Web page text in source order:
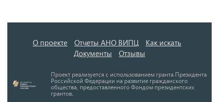
О проекте Отчеты АНО ВИПЦ
Как искать
Документы
Отзывы
Проект реализуется с использованием гранта Президента
Российской Федерации на развитие гражданского
общества, предоставленного Фондом президентских
грантов.